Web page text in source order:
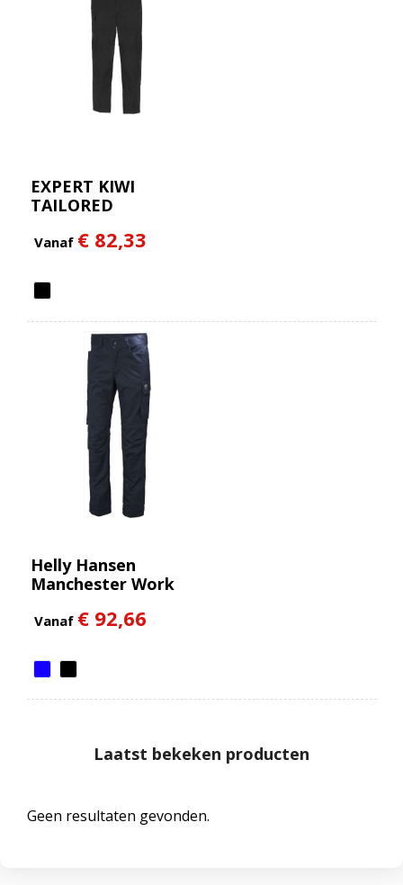
EXPERT KIWI
TAILORED
TROUSERS
Vanaf € 82,33
Helly Hansen
Manchester Work
Vanaf € 92,66
Laatst bekeken producten
Geen resultaten gevonden.